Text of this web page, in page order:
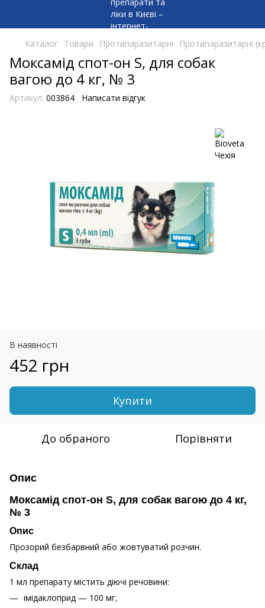
Каталог Товари Протипаразитарні Протипаразитарні
Моксамід спот-он S, для собак
вагою до 4 кг, № 3
Артикул: 003864 Написати відгук
В наявності
452 грн
Купити
До обраного Порівняти
Опис
Моксамід спот-он S, для собак вагою до 4 кг,
№ 3
Опис
Прозорий безбарвний або жовтуватий розчин.
Склад
1 мл препарату містить діючі речовини:
імідаклоприд — 100 мг;